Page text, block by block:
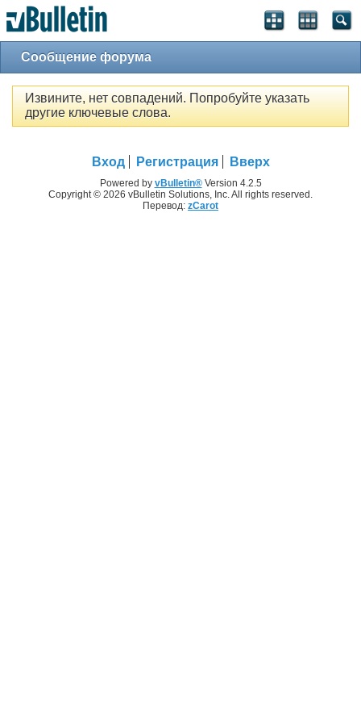
Сообщение форума
Извините, нет совпадений. Попробуйте указать
другие ключевые слова.
Вход Регистрация Вверх
Powered by vBulletin®Version 4.2.5
Copyright © 2026 vBulletin Solutions, Inc. All rights reserved.
Перевод: zCarot